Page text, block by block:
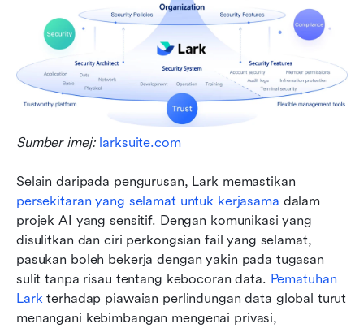
Sumber imej: larksuite.com
persekitaran yang selamat untuk kerjasama dalam
projek AI yang sensitif. Dengan komunikasi yang
disulitkan dan ciri perkongsian fail yang selamat,
pasukan boleh bekerja dengan yakin pada tugasan
sulit tanpa risau tentang kebocoran data. Pematuhan
Lark terhadap piawaian perlindungan data global turut
menangani kebimbangan mengenai privasi,